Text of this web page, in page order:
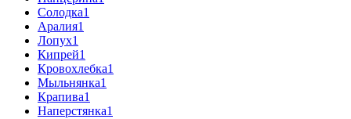
Солодка1
Аралия1
Лопух1
Кипрей1
Кровохлебка1
Мыльнянка1
Крапива1
Наперстянка1